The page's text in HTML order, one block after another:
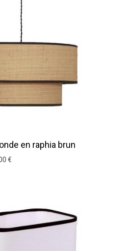
en raphia brun
€